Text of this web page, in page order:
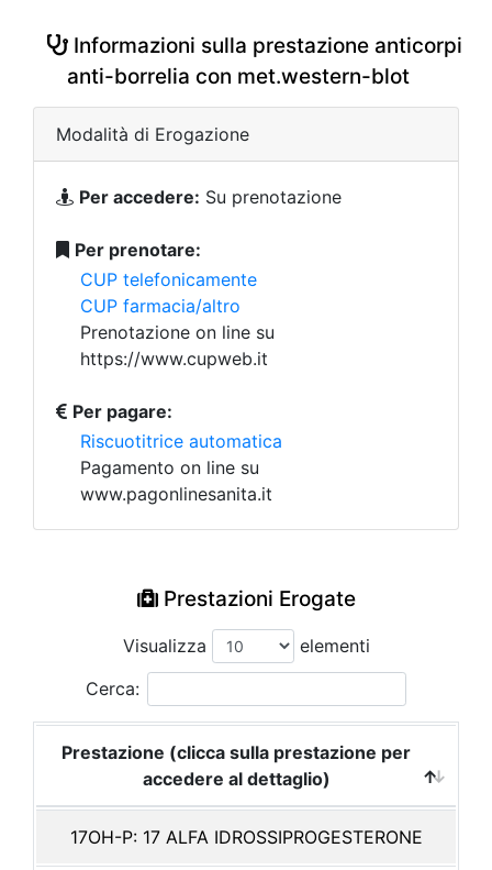
Informazioni sulla prestazione anticorpi
anti-borrelia con met.western-blot
Modalità di Erogazione
Per accedere: Su prenotazione
Per prenotare:
CUP telefonicamente
CUP farmacia/altro
Prenotazione on line su
https://www.cupweb.it
Per pagare:
Riscuotitrice automatica
Pagamento on line su
www.pagonlinesanita.it
Prestazioni Erogate
Visualizza
elementi
Cerca:
Prestazione (clicca sulla prestazione per
accedere al dettaglio)
17OH-P: 17 ALFA IDROSSIPROGESTERONE